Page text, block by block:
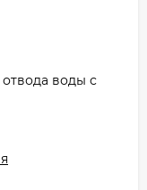
воды с